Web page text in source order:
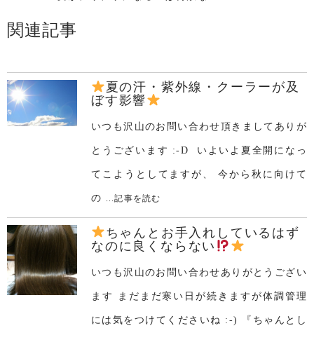
関連記事
夏の汗・紫外線・クーラーが及
ぼす影響
いつも沢山のお問い合わせ頂きましてありが
とうございます :-D いよいよ夏全開になっ
てこようとしてますが、 今から秋に向けて
の ...記事を読む
ちゃんとお手入れしているはず
なのに良くならない
いつも沢山のお問い合わせありがとうござい
ます まだまだ寒い日が続きますが体調管理
には気をつけてくださいね :-) 『ちゃんとし